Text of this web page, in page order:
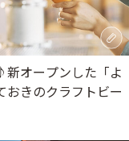
オープンした「よ
おきのクラフトビー